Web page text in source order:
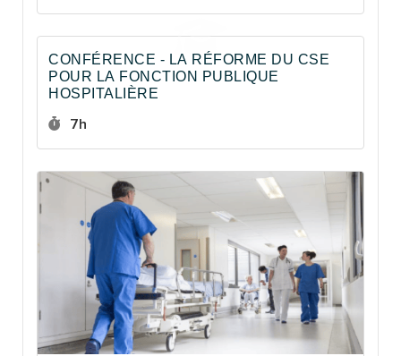
CONFÉRENCE - LA RÉFORME DU CSE
POUR LA FONCTION PUBLIQUE
HOSPITALIÈRE
Durée :
7h